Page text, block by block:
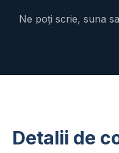
Ne poți scrie, suna
Detalii de